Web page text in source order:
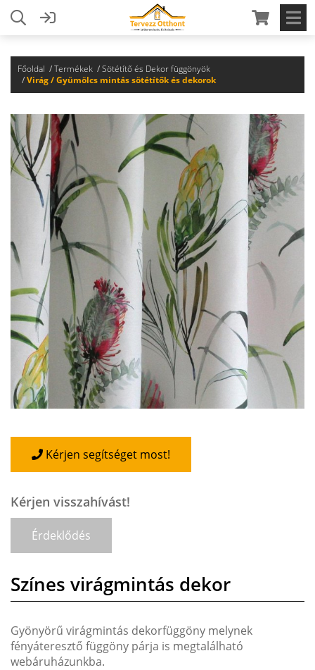
Főoldal Termékek
Sötétítő és Dekor függönyök
Virág / Gyümölcs mintás sötétítők és dekorok
Kérjen segítséget most!
Kérjen visszahívást!
Érdeklődés
Színes virágmintás dekor
Gyönyörű virágmintás dekorfüggöny melynek
fényáteresztő függöny párja is megtalálható
webáruházunkba.